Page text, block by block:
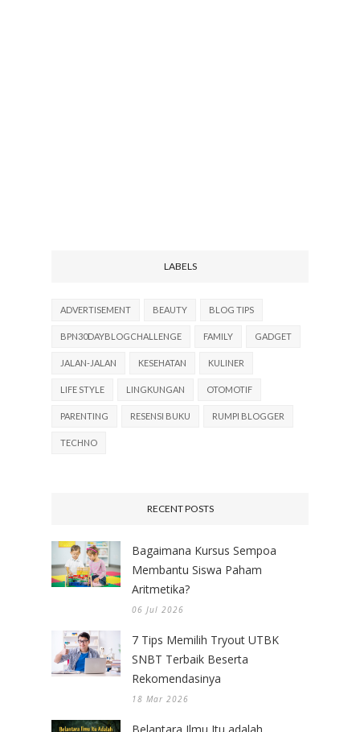
LABELS
ADVERTISEMENT BEAUTY BLOG TIPS
BPN30DAYBLOGCHALLENGE FAMILY GADGET
JALAN-JALAN KESEHATAN KULINER
LIFE STYLE LINGKUNGAN OTOMOTIF
PARENTING RESENSI BUKU RUMPI BLOGGER
TECHNO
RECENT POSTS
Bagaimana Kursus Sempoa
Membantu Siswa Paham
Aritmetika?
06 Jul 2026
7 Tips Memilih Tryout UTBK
SNBT Terbaik Beserta
Rekomendasinya
18 Mar 2026